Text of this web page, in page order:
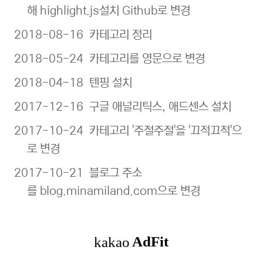
해 highlight.js설치 Github로 변경
2018-08-16 카테고리 정리
2018-05-24 카테고리를 영문으로 변경
2018-04-18 텐핑 설치
2017-12-16 구글 애널리틱스, 애드센스 설치
2017-10-24 카테고리 '주절주절'을 '끄적끄적'으
로 변경
2017-10-21 블로그 주소
를 blog.minamiland.com으로 변경